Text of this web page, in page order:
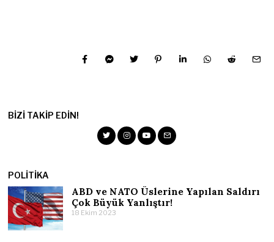
BIZI TAKIP EDIN!
POLITIKA
ABD ve NATO Üslerine Yapılan Saldırı
Çok Büyük Yanlıştır!
18 Ekim 2023